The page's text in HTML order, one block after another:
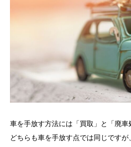
車を手放す方法には「買取」と「廃車
どちらも車を手放す点では同じですが、